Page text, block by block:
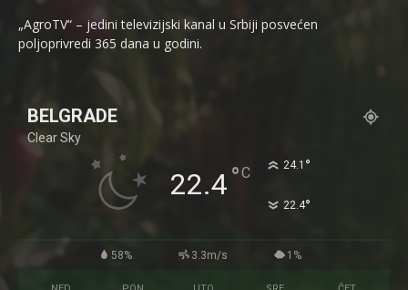
„AgroTV“ – jedini televizijski kanal u Srbiji posvećen
poljoprivredi 365 dana u godini.
BELGRADE
Clear Sky
22.4°C 24.1 °
22.4°
58% 3.3m/s 1%